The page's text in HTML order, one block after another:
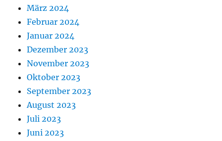
März 2024
Februar 2024
Januar 2024
Dezember 2023
November 2023
Oktober 2023
September 2023
August 2023
Juli 2023
Juni 2023